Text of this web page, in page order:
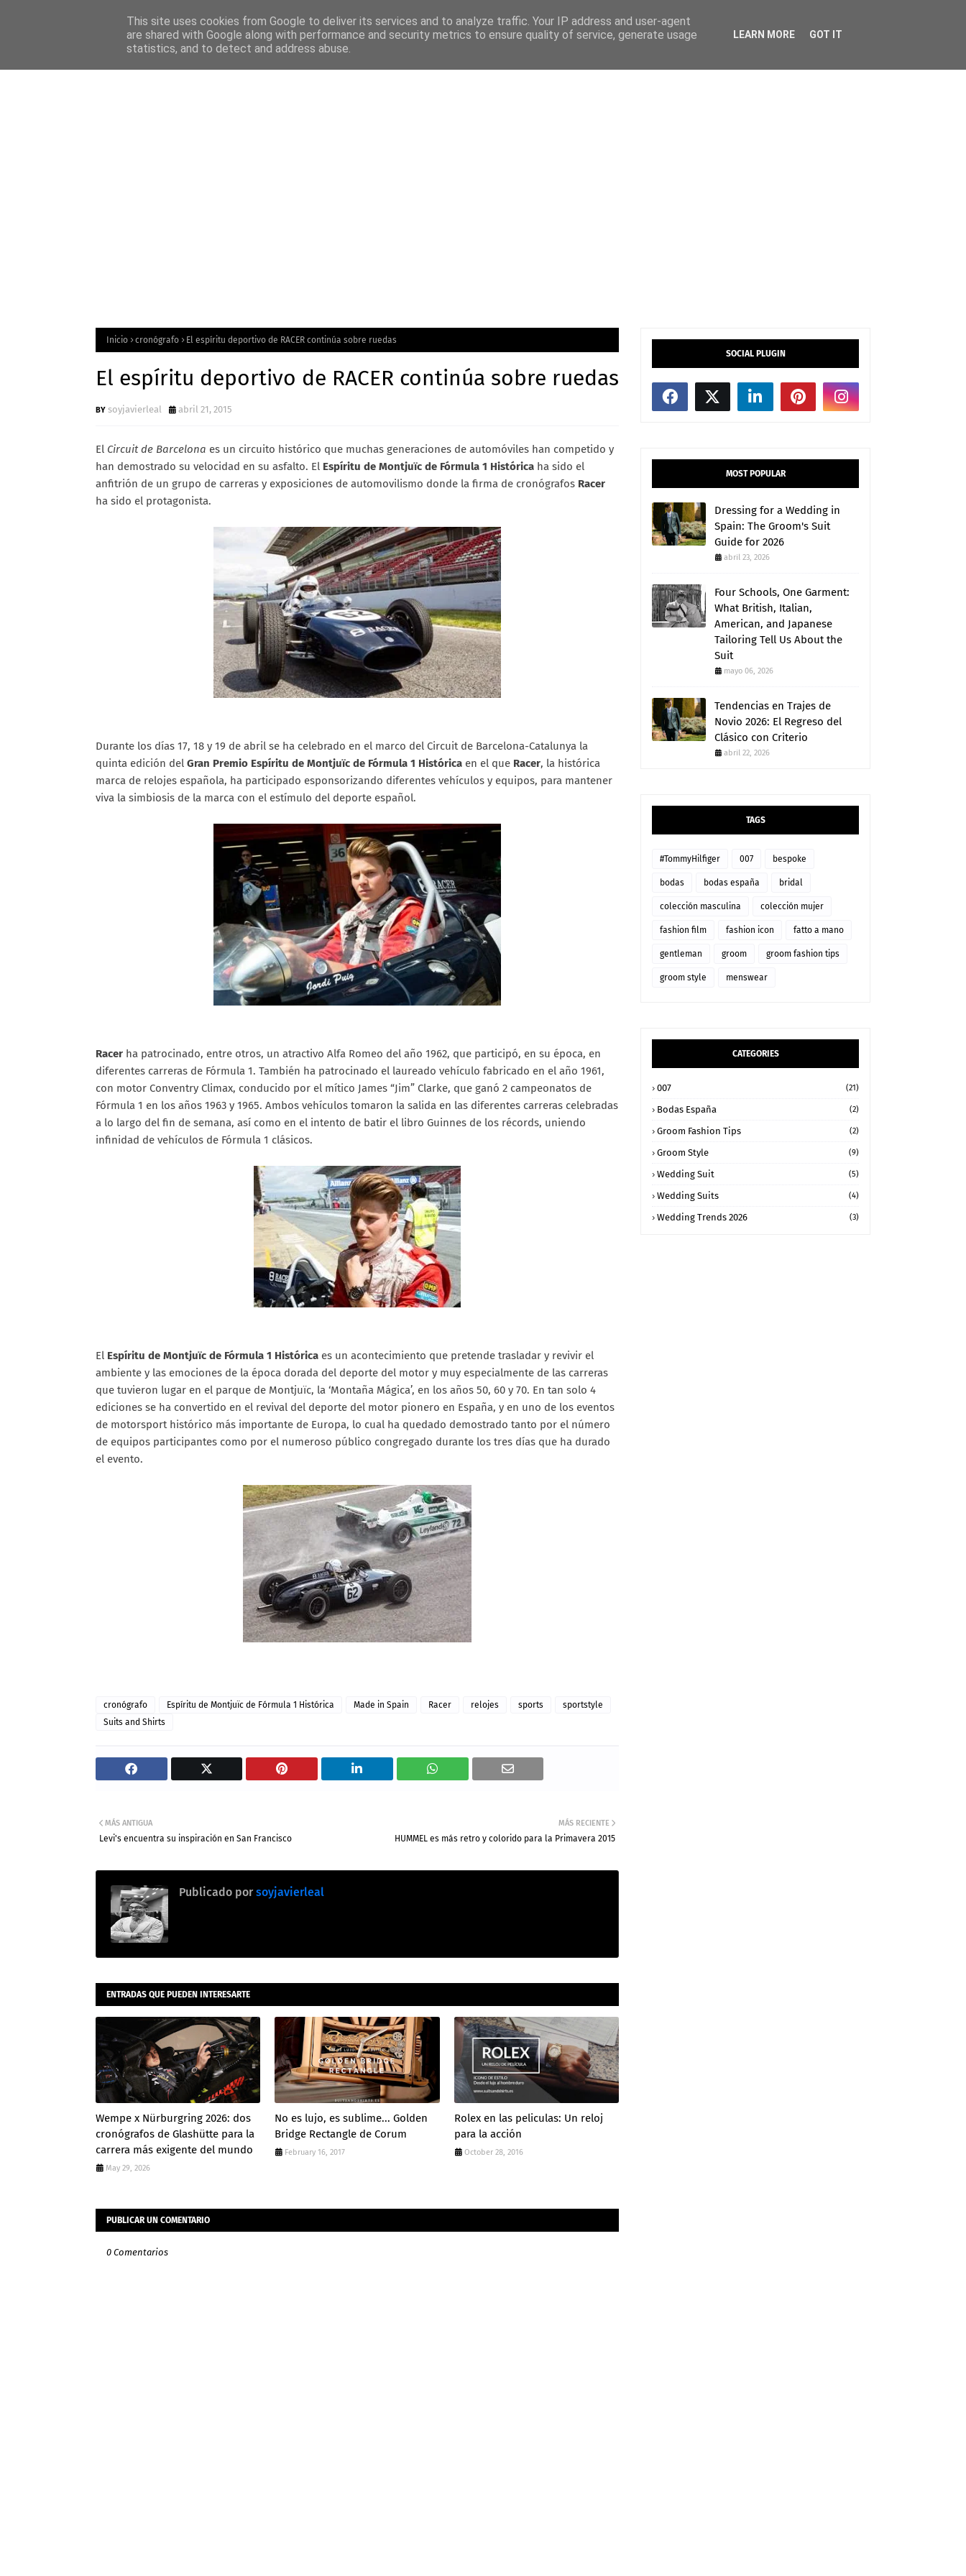
Home Features Menciones Mega Menu
Inicio cronógrafo El espíritu deportivo de RACER continúa sobre ruedas
El espíritu deportivo de RACER continúa sobre ruedas
soyjavierleal abril 21, 2015
El Circuit de Barcelona es un circuito histórico que muchas generaciones de automóviles han competido y
han demostrado su velocidad en su asfalto. El Espíritu de Montjuïc de Fórmula 1 Histórica ha sido el
anfitrión de un grupo de carreras y exposiciones de automovilismo donde la firma de cronógrafos Racer
ha sido el protagonista.
Durante los días 17, 18 y 19 de abril se ha celebrado en el marco del Circuit de Barcelona-Catalunya la
quinta edición del Gran Premio Espíritu de Montjuïc de Fórmula 1 Histórica en el que Racer, la histórica
marca de relojes española, ha participado esponsorizando diferentes vehículos y equipos, para mantener
viva la simbiosis de la marca con el estímulo del deporte español.
Racer ha patrocinado, entre otros, un atractivo Alfa Romeo del año 1962, que participó, en su época, en
diferentes carreras de Fórmula 1. También ha patrocinado el laureado vehículo fabricado en el año 1961,
con motor Conventry Climax, conducido por el mítico James “Jim” Clarke, que ganó 2 campeonatos de
Fórmula 1 en los años 1963 y 1965. Ambos vehículos tomaron la salida en las diferentes carreras celebradas
a lo largo del fin de semana, así como en el intento de batir el libro Guinnes de los récords, uniendo
infinidad de vehículos de Fórmula 1 clásicos.
El Espíritu de Montjuïc de Fórmula 1 Histórica es un acontecimiento que pretende trasladar y revivir el
ambiente y las emociones de la época dorada del deporte del motor y muy especialmente de las carreras
que tuvieron lugar en el parque de Montjuïc, la ‘Montaña Mágica’, en los años 50, 60 y 70. En tan solo 4
ediciones se ha convertido en el revival del deporte del motor pionero en España, y en uno de los eventos
de motorsport histórico más importante de Europa, lo cual ha quedado demostrado tanto por el número
de equipos participantes como por el numeroso público congregado durante los tres días que ha durado
el evento.
cronógrafo Espíritu de Montjuïc de Fórmula 1 Histórica Made in Spain Racer relojes sports
sportstyle
Suits and Shirts
MÁS RECIENTE
HUMMEL es más retro y colorido para la Primavera 2015
MÁS ANTIGUA
Levi's encuentra su inspiración en San Francisco
Publicado por soyjavierleal
ENTRADAS QUE PUEDEN INTERESARTE
Wempe x Nürburgring 2026: dos
cronógrafos de Glashütte para la
carrera más exigente del mundo
May 29, 2026
No es lujo, es sublime... Golden
Bridge Rectangle de Corum
February 16, 2017
Rolex en las peliculas: Un reloj
para la acción
October 28, 2016
PUBLICAR UN COMENTARIO
0 Comentarios
SOCIAL PLUGIN
MOST POPULAR
Dressing for a Wedding in
Spain: The Groom's Suit
Guide for 2026
abril 23, 2026
Four Schools, One Garment:
What British, Italian,
American, and Japanese
Tailoring Tell Us About the
Suit
mayo 06, 2026
Tendencias en Trajes de
Novio 2026: El Regreso del
Clásico con Criterio
abril 22, 2026
TAGS
#TommyHilfiger 007 bespoke
bodas bodas españa bridal
colección masculina colección mujer
fashion film fashion icon fatto a mano
gentleman groom groom fashion tips
groom style menswear
CATEGORIES
007 (21)
Bodas España (2)
Groom Fashion Tips (2)
Groom Style (9)
Wedding Suit (5)
Wedding Suits (4)
Wedding Trends 2026 (3)
This site uses cookies from Google to deliver its services and to analyze traffic. Your IP address and user-agent
are shared with Google along with performance and security metrics to ensure quality of service, generate usage
statistics, and to detect and address abuse.
LEARN MORE GOT IT